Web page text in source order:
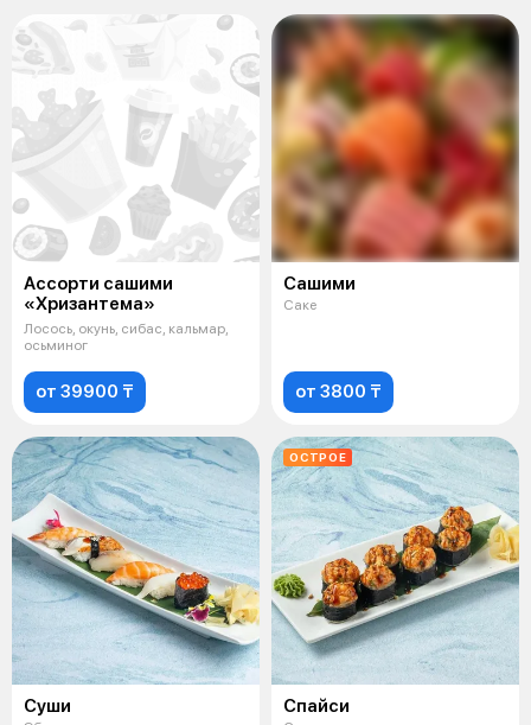
Ассорти сашими
«Хризантема»
Лосось, окунь, сибас, кальмар,
осьминог
от 39900 ₸
Сашими
Саке
от 3800 ₸
Суши
ОСТРОЕ
Спайси